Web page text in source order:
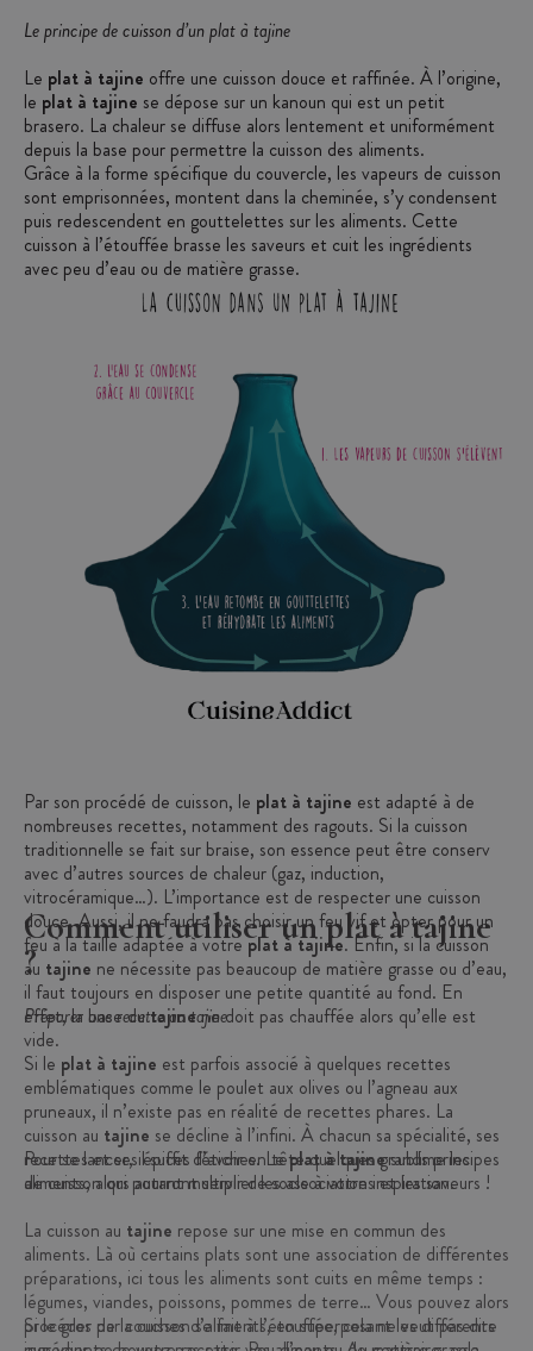
Le principe de cuisson d’un plat à tajine
Le plat à tajine offre une cuisson douce et raffinée. À l’origine,
le plat à tajine se dépose sur un kanoun qui est un petit
brasero. La chaleur se diffuse alors lentement et uniformément
depuis la base pour permettre la cuisson des aliments.
Grâce à la forme spécifique du couvercle, les vapeurs de cuisson
sont emprisonnées, montent dans la cheminée, s’y condensent
puis redescendent en gouttelettes sur les aliments. Cette
cuisson à l’étouffée brasse les saveurs et cuit les ingrédients
avec peu d’eau ou de matière grasse.
Par son procédé de cuisson, le plat à tajine est adapté à de
nombreuses recettes, notamment des ragouts. Si la cuisson
traditionnelle se fait sur braise, son essence peut être conservée
avec d’autres sources de chaleur (gaz, induction,
vitrocéramique…). L’importance est de respecter une cuisson
douce. Aussi, il ne faudra pas choisir un feu vif et opter pour un
feu à la taille adaptée à votreplat à tajine. Enfin, si la cuisson
au tajine ne nécessite pas beaucoup de matière grasse ou d’eau,
il faut toujours en disposer une petite quantité au fond. En
effet, la base dutajinene doit pas chauffée alors qu’elle est
vide.
Comment utiliser un plat à tajine
?
Préparer une recette au tajine
Si le plat à tajine est parfois associé à quelques recettes
emblématiques comme le poulet aux olives ou l’agneau aux
pruneaux, il n’existe pas en réalité de recettes phares. La
cuisson au tajine se décline à l’infini. À chacun sa spécialité, ses
recettes et ses épices fétiches. Leplat à tajinesublime les
aliments, alors autant multiplier les associations et les saveurs !
Pour se lancer, il suffit d’avoir en tête quelques grands principes
de cuisson qui pourront servir de socle à votre inspiration.
La cuisson au tajine repose sur une mise en commun des
aliments. Là où certains plats sont une association de différentes
préparations, ici tous les aliments sont cuits en même temps :
légumes, viandes, poissons, pommes de terre… Vous pouvez alors
procéder par couches d’aliments, en superposant les différents
Si le gros de la cuisson se fait à l’étouffée, cela ne veut pas dire